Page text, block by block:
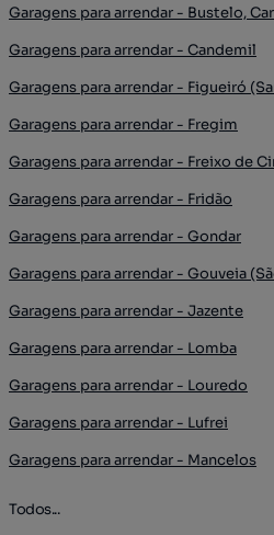
Garagens para arrendar - Bustelo,
Garagens para arrendar - Candemil
Garagens para arrendar - Figueiró
Garagens para arrendar - Fregim
Garagens para arrendar - Freixo de
Garagens para arrendar - Fridão
Garagens para arrendar - Gondar
Garagens para arrendar - Gouveia
Garagens para arrendar - Jazente
Garagens para arrendar - Lomba
Garagens para arrendar - Louredo
Garagens para arrendar - Lufrei
Garagens para arrendar - Mancelos
Todos...